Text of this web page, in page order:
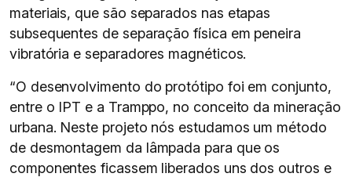
materiais, que são separados nas etapas
subsequentes de separação física em peneira
vibratória e separadores magnéticos.
“O desenvolvimento do protótipo foi em conjunto,
entre o IPT e a Tramppo, no conceito da mineração
urbana. Neste projeto nós estudamos um método
de desmontagem da lâmpada para que os
componentes ficassem liberados uns dos outros e